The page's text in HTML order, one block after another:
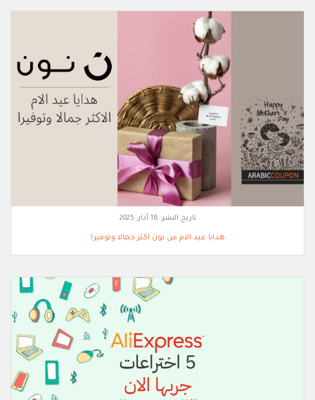
تاريخ النشر: 18 آذار, 2025
هدايا عيد الام من نون اكثر جمالا وتوفيرا